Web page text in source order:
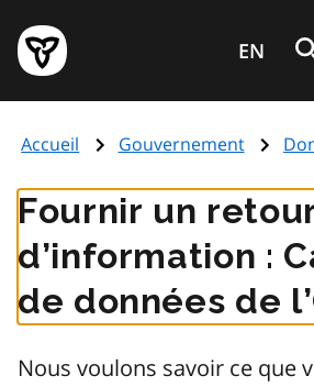
au
contenu
principal
Page
d'accueil
de
EN
Accueil Gouvernement
Fournir un
d’information :
de données de
Nous voulons savoir ce que